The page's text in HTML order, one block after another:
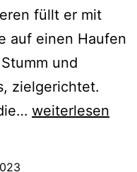
füllt er mit
auf einen Haufen
und
zielgerichtet.
ANTHROPOLIS
weiterlesen